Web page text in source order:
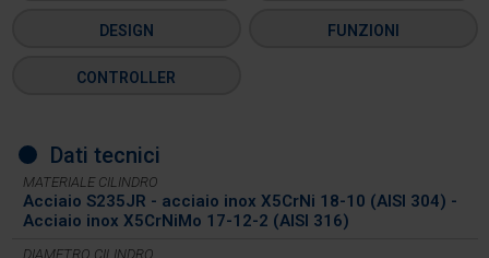
DESIGN FUNZIONI
CONTROLLER
Dati tecnici
MATERIALE CILINDRO
Acciaio S235JR - acciaio inox X5CrNi 18-10 (AISI 304) -
Acciaio inox X5CrNiMo 17-12-2 (AISI 316)
DIAMETRO CILINDRO